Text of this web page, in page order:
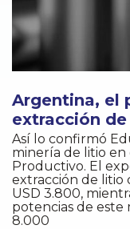
Argentina, el
extracción
Así lo confirmó
minería de litio en
Productivo. El
extracción de litio
USD 3.800,
potencias de este
8.000